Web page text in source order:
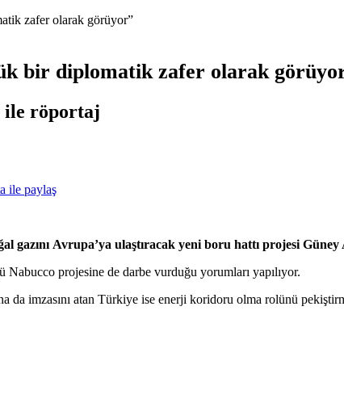
zafer olarak görüyor”
bir diplomatik zafer olarak
ile röportaj
ile paylaş
Avrupa’ya ulaştıracak yeni boru hattı projesi Güney
projesine de darbe vurduğu yorumları yapılıyor.
da imzasını atan Türkiye ise enerji koridoru olma rolünü